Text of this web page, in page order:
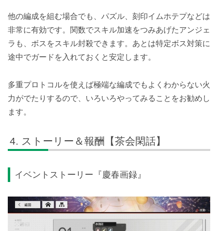
他の編成を組む場合でも、パズル、刻印イムホテプなどは
非常に有効です。関数でスキル加速をつみあげたアンジェ
ラも、ボスをスキル封殺できます。あとは特定ボス対策に
途中でガードを入れておくと安定します。
多重プロトコルを使えば極端な編成でもよくわからない火
力がでたりするので、いろいろやってみることをお勧めし
ます。
ストーリー＆報酬【茶会閑話】
イベントストーリー『慶春画録』